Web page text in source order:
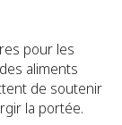
pour les
aliments
de soutenir
la portée.